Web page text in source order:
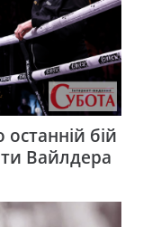
бій
Вайлдера